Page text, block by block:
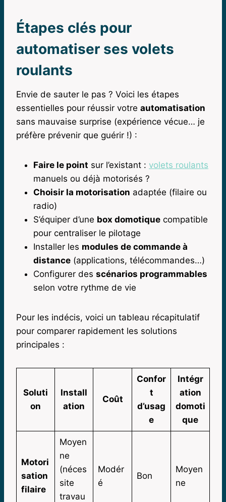
Étapes clés pour
automatiser ses volets
roulants
Envie de sauter le pas ? Voici les étapes
essentielles pour réussir votre automatisation
sans mauvaise surprise (expérience vécue… je
préfère prévenir que guérir !) :
Faire le point sur l’existant : volets roulants
manuels ou déjà motorisés ?
Choisir la motorisation adaptée (filaire ou
radio)
S’équiper d’une box domotique compatible
pour centraliser le pilotage
Installer les modules de commande à
distance (applications, télécommandes…)
Configurer des scénarios programmables
selon votre rythme de vie
Pour les indécis, voici un tableau récapitulatif
pour comparer rapidement les solutions
principales :
Soluti
on
Install
ation
Coût
Confor
t
d’usag
e
Intégr
ation
domoti
que
Motori
sation
filaire
Moyen
ne
(néces
site
travau
Modér
é
Bon
Moyen
ne